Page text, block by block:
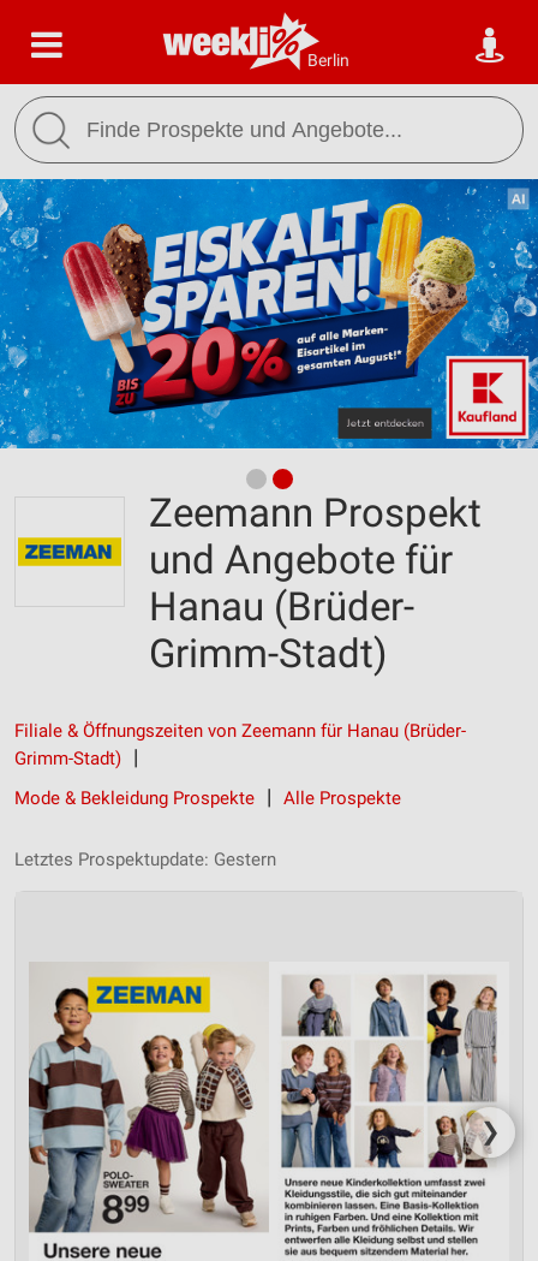
Berlin
Zeemann Prospekt
und Angebote für
Hanau (Brüder-
Grimm-Stadt)
Filiale & Öffnungszeiten von Zeemann für Hanau (Brüder-
Grimm-Stadt)
Mode & Bekleidung Prospekte
Alle Prospekte
Letztes Prospektupdate: Gestern
❯